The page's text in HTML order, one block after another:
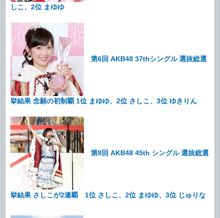
しこ、2位 まゆゆ
第6回 AKB48 37thシングル 選抜総選
挙結果 念願の初制覇 1位 まゆゆ、2位 さしこ、3位 ゆきりん
第8回 AKB48 45th シングル 選抜総選
挙結果 さしこが2連覇 1位 さしこ、2位 まゆゆ、3位 じゅりな